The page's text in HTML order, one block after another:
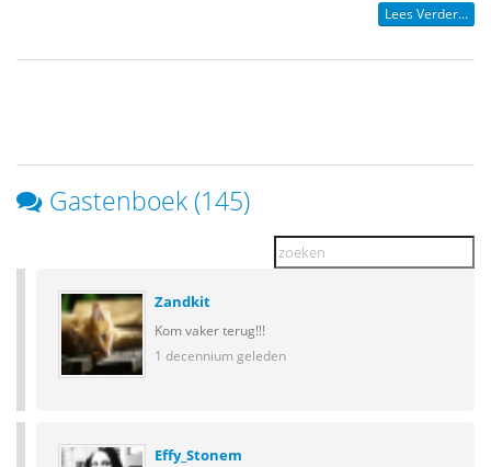
Lees Verder...
Gastenboek (145)
Zandkit
Kom vaker terug!!!
1 decennium geleden
Effy_Stonem